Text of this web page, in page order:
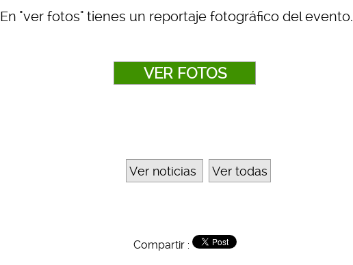
En "ver fotos" tienes un reportaje fotográfico del evento.
VER FOTOS
Ver noticias Ver todas
Compartir :